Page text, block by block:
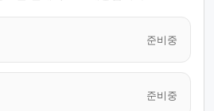
준비중
준비중